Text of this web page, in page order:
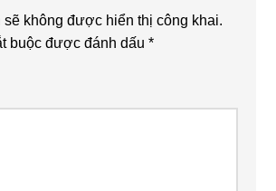
sẽ không được hiển thị công khai.
buộc được đánh dấu*